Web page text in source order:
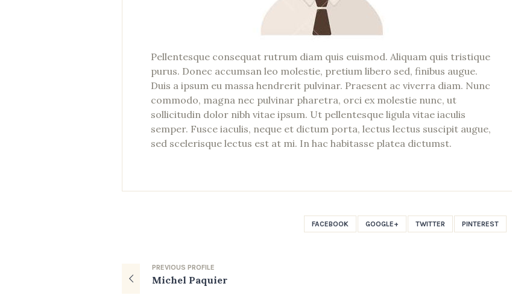
Pellentesque consequat rutrum diam quis euismod. Aliquam quis tristique
purus. Donec accumsan leo molestie, pretium libero sed, finibus augue.
Duis a ipsum eu massa hendrerit pulvinar. Praesent ac viverra diam. Nunc
commodo, magna nec pulvinar pharetra, orci ex molestie nunc, ut
sollicitudin dolor nibh vitae ipsum. Ut pellentesque ligula vitae iaculis
semper. Fusce iaculis, neque et dictum porta, lectus lectus suscipit augue,
sed scelerisque lectus est at mi. In hac habitasse platea dictumst.
FACEBOOK GOOGLE+ TWITTER PINTEREST
PREVIOUS PROFILE
Michel Paquier